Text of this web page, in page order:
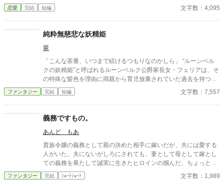
間”の契約を終わらせることにした。 赤の他人を屋敷に迎えるこ
とはしない。 不要なものに感情を砕く理由などない。 「だって、
切り捨ててしまいましょう。
恋愛 完結 短編 文字数：4,095
純粋無慈悲な妖精姫
翠
「こんな茶番、いつまで続けるつもりなのかしら」 “ルーンベル
クの妖精姫”と呼ばれるルーンベルク公爵家長女・フェリアは、そ
の特殊な髪色を理由に両親から育児放棄されていた過去を持つ。
悪意と嘲笑、浅慮な思惑を向けられながらも、フェリアはいつだ
って穏やかに笑う。 「何故、自分に悪意を持つ相手に慈悲を向け
に無慈悲な少女の、人生の序章。
ファンタジー 完結 短編 文字数：7,557
義務ですもの。
あんど もあ
貴族令嬢の義務として親の決めた相手に嫁いだが、夫には愛する
人がいた。夫にないがしろにされても、妻として母として嫁とし
ての義務を果たして誠実に生きたヒロインの掴んだ、ちょっと歪
んだ幸せとは。
ファンタジー 完結 ｼｮｰﾄｼｮｰﾄ 文字数：1,989